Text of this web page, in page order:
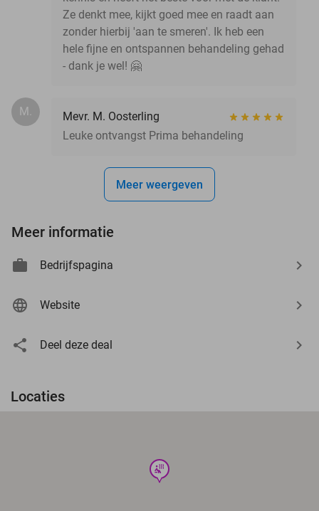
Ze denkt mee, kijkt goed mee en raadt aan
zonder hierbij 'aan te smeren'. Ik heb een
hele fijne en ontspannen behandeling gehad
- dank je wel! 🤗
M.
Mevr. M. Oosterling
Leuke ontvangst Prima behandeling
Meer weergeven
Meer informatie
Bedrijfspagina
Website
Deel deze deal
Locaties
wellness